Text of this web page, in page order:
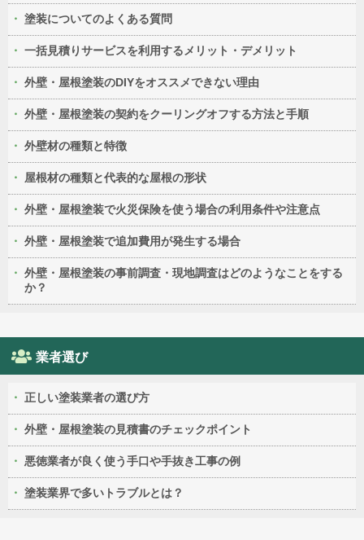
塗装についてのよくある質問
一括見積りサービスを利用するメリット・デメリット
外壁・屋根塗装のDIYをオススメできない理由
外壁・屋根塗装の契約をクーリングオフする方法と手順
外壁材の種類と特徴
屋根材の種類と代表的な屋根の形状
外壁・屋根塗装で火災保険を使う場合の利用条件や注意点
外壁・屋根塗装で追加費用が発生する場合
外壁・屋根塗装の事前調査・現地調査はどのようなことをする
か？
業者選び
正しい塗装業者の選び方
外壁・屋根塗装の見積書のチェックポイント
悪徳業者が良く使う手口や手抜き工事の例
塗装業界で多いトラブルとは？